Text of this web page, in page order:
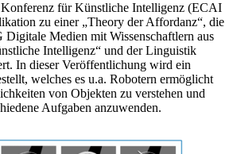
für Künstliche Intelligenz (ECAI
zu einer „Theory der Affordanz“, die
Medien mit Wissenschaftlern aus
Intelligenz“ und der Linguistik
In dieser Veröffentlichung wird ein
welches es u.a. Robotern ermöglicht
von Objekten zu verstehen und
Aufgaben anzuwenden.